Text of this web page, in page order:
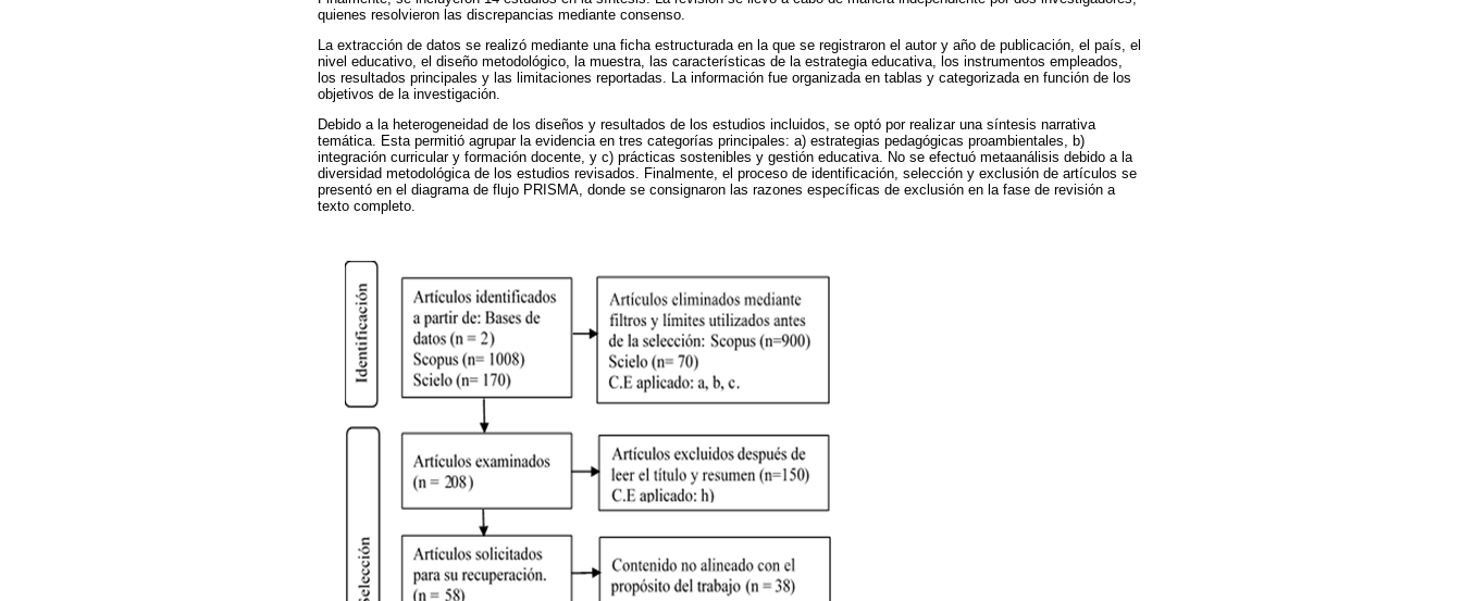
quienes resolvieron las discrepancias mediante consenso.
La extracción de datos se realizó mediante una ficha estructurada en la que se registraron el autor y año de publicación, el país, el
nivel educativo, el diseño metodológico, la muestra, las características de la estrategia educativa, los instrumentos empleados,
los resultados principales y las limitaciones reportadas. La información fue organizada en tablas y categorizada en función de los
objetivos de la investigación.
Debido a la heterogeneidad de los diseños y resultados de los estudios incluidos, se optó por realizar una síntesis narrativa
temática. Esta permitió agrupar la evidencia en tres categorías principales: a) estrategias pedagógicas proambientales, b)
integración curricular y formación docente, y c) prácticas sostenibles y gestión educativa. No se efectuó metaanálisis debido a la
diversidad metodológica de los estudios revisados. Finalmente, el proceso de identificación, selección y exclusión de artículos se
presentó en el diagrama de flujo PRISMA, donde se consignaron las razones específicas de exclusión en la fase de revisión a
texto completo.